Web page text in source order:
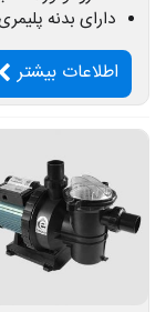
دارای بدنه
اطلاعات بیشتر